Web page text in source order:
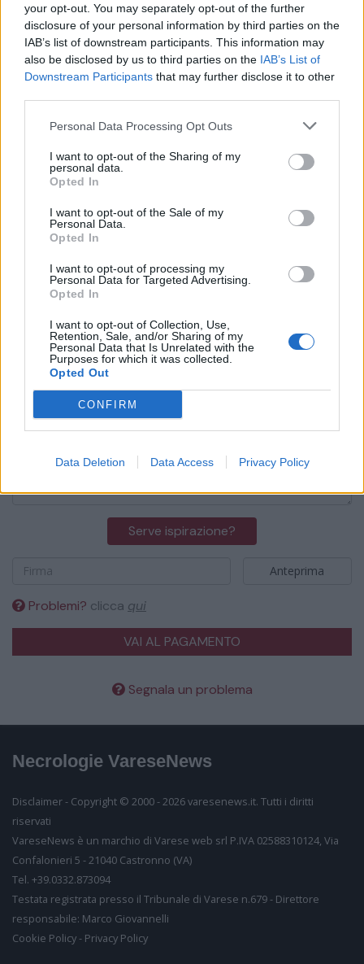
your opt-out. You may separately opt-out of the further
disclosure of your personal information by third parties on the
IAB’s list of downstream participants. This information may
also be disclosed by us to third parties on the IAB’s List of
Downstream Participants that may further disclose it to other
Personal Data Processing Opt Outs
I want to opt-out of the Sharing of my
personal data.
Opted In
I want to opt-out of the Sale of my
Personal Data.
Opted In
I want to opt-out of processing my
Personal Data for Targeted Advertising.
Opted In
I want to opt-out of Collection, Use,
Retention, Sale, and/or Sharing of my
Personal Data that Is Unrelated with the
Purposes for which it was collected.
Opted Out
CONFIRM
Data Deletion Data Access Privacy Policy
Ora del Funerale
14:45
Luogo del Funerale
Basilica di S. Vittore in Arcisate
Annuncio inserito da:
Onoranze Funebri Lachi &
Firmato:
INSERISCI LA TUA PARTECIPAZIONE
Il tuo messaggio come segno di vicinanza alla
Questo servizio costa 30€ + iva.
Inserisci il testo della partecipazione
Serve ispirazione?
Scegli una delle nostre frasi
partecipiamo sentitamente al vostro dolore.
Condoglianze vivissime per il grave lutto che ha
Partecipiamo commossi al vostro lutto.
Anteprima
Problemi? clicca qui
VAI AL PAGAMENTO
Segnala un problema
Segnala un problema
Inserisci il tuo nome
Inserisci il tuo email
Inserisci il testo
Consenso al trattamento
Desideriamo farti sapere come conserveremo i tuoi
Necrologie VareseNews
Disclaimer - Copyright © 2000 - 2026 varesenews.it. Tutti i diritti
riservati
VareseNews è un marchio di Varese web srl P.IVA 02588310124, Via
Confalonieri 5 - 21040 Castronno (VA)
Tel. +39.0332.873094
Testata registrata presso il Tribunale di Varese n.679 - Direttore
responsabile: Marco Giovannelli
Cookie Policy- Privacy Policy